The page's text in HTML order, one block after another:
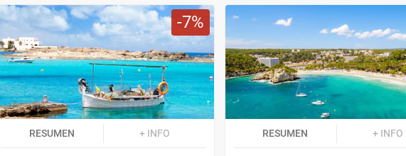
7
RESUMEN + INFO RESUMEN + INFO